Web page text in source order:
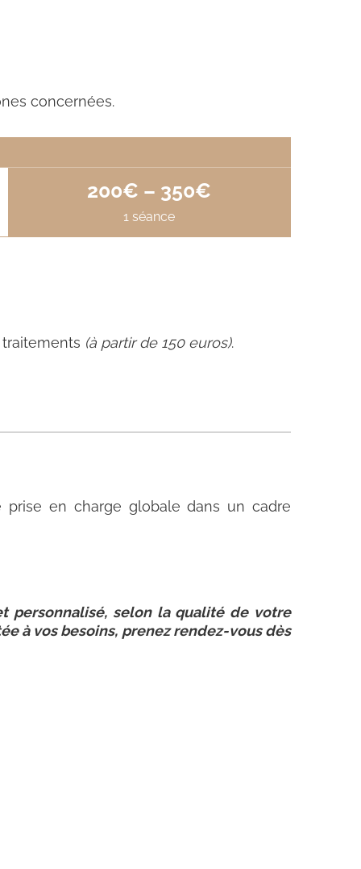
concernées.
200€ – 350€
1 séance
(à partir de 150 euros).
en charge globale dans un cadre
personnalisé, selon la qualité de votre
à vos besoins, prenez rendez-vous dès